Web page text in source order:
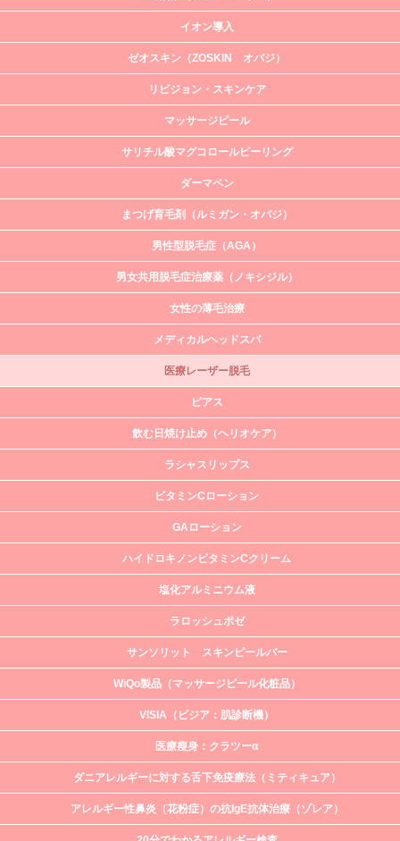
イオン導入
ゼオスキン（ZOSKIN オバジ）
リビジョン・スキンケア
マッサージピール
サリチル酸マグコロールピーリング
ダーマペン
まつげ育毛剤（ルミガン・オバジ）
男性型脱毛症（AGA）
男女共用脱毛症治療薬（ノキシジル）
女性の薄毛治療
メディカルヘッドスパ
医療レーザー脱毛
ピアス
飲む日焼け止め（ヘリオケア）
ラシャスリップス
ビタミンCローション
GAローション
ハイドロキノンビタミンCクリーム
塩化アルミニウム液
ラロッシュポゼ
サンソリット スキンピールバー
WiQo製品（マッサージピール化粧品）
VISIA（ビジア：肌診断機）
医療瘦身：クラツーα
ダニアレルギーに対する舌下免疫療法（ミティキュア）
アレルギー性鼻炎（花粉症）の抗IgE抗体治療（ゾレア）